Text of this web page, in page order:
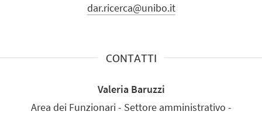
dar.ricerca@unibo.it
CONTATTI
Valeria Baruzzi
Area dei Funzionari - Settore amministrativo -